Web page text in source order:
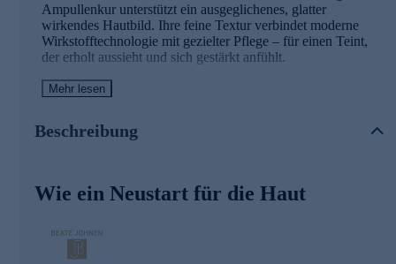
Ampullenkur unterstützt ein ausgeglichenes, glatter
wirkendes Hautbild. Ihre feine Textur verbindet moderne
Wirkstofftechnologie mit gezielter Pflege – für einen Teint,
der erholt aussieht und sich gestärkt anfühlt.
Die Hauptwirkstoffe in der Übersicht
NOVORETIN™
Unterstützt die Hauterneuerung und trägt zu einem
MatriGold®
Stärkt die Hautstruktur und kann die Kollagenproduktion
MicroSilver BG™
Mehr lesen
Beschreibung
Wie ein Neustart für die Haut